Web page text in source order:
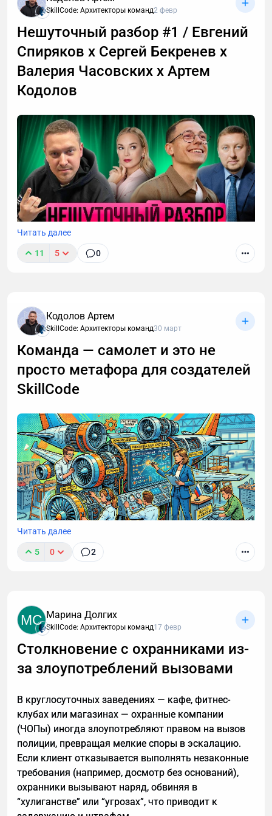
кейсов через компетенции команды и работу с HR-
профайлингом. Плюс — прогулка по Сенеже и
выставка Велкова.
SkillCode: Архитекторы команд2 февр
Нешуточный разбор #1 / Евгений
Спиряков х Сергей Бекренев х
Валерия Часовских х Артем
Кодолов
Читать далее
11 5 0
Кодолов Артем
SkillCode: Архитекторы команд30 март
Команда — самолет и это не
просто метафора для создателей
SkillCode
Сильная команда не возникает автоматически из
ролей, дефицитов и точек усиления. Разбираем, как
инженерная логика легла в основу системного
подхода к командам и почему движение нельзя
начинать, пока не понятны ключевые параметры
всей конструкции.
Читать далее
5 0 2
MC Марина Долгих
SkillCode: Архитекторы команд17 февр
Столкновение с охранниками из-
за злоупотреблений вызовами
В круглосуточных заведениях — кафе, фитнес-
клубах или магазинах — охранные компании
(ЧОПы) иногда злоупотребляют правом на вызов
полиции, превращая мелкие споры в эскалацию.
Если клиент отказывается выполнять незаконные
требования (например, досмотр без оснований),
охранники вызывают наряд, обвиняя в
“хулиганстве” или “угрозах”, что приводит к